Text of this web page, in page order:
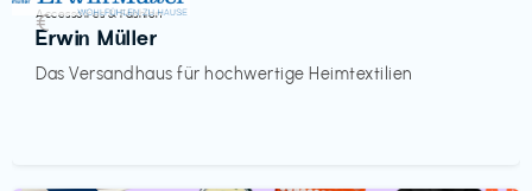
Accessoires & Fashion
Erwin Müller
Das Versandhaus für hochwertige Heimtextilien
€‎